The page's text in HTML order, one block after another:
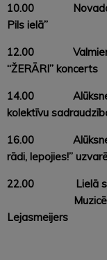
10.00 Novada
Pils ielā”
12.00 Valmieras
“ŽERĀRI” koncerts
14.00 Alūksnes,
kolektīvu
16.00 Alūksnes
rādi, lepojies!”
22.00 Lielā
Muzicē grupa
Lejasmeijers